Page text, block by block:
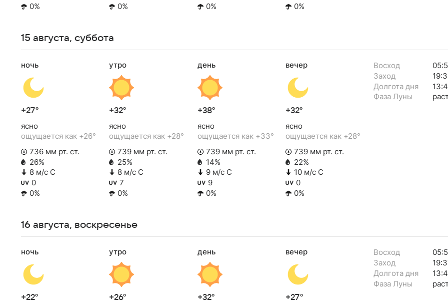
0%
0%
0%
0%
15 августа, суббота
ночь
+27°
ясно
ощущается как +26°
736 мм рт. ст.
26%
8 м/с С
0
0%
утро
+32°
ясно
ощущается как +28°
739 мм рт. ст.
25%
8 м/с С
7
0%
день
+38°
ясно
ощущается как +33°
739 мм рт. ст.
14%
9 м/с С
9
0%
вечер
+32°
ясно
ощущается как +28°
739 мм рт. ст.
22%
10 м/с С
0
0%
Восход
Заход
Долгота дня
Фаза Луны
16 августа, воскресенье
ночь
+22°
утро
+26°
день
+32°
вечер
+27°
Восход
Заход
Долгота дня
Фаза Луны